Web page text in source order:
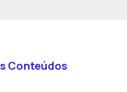
Conteúdos